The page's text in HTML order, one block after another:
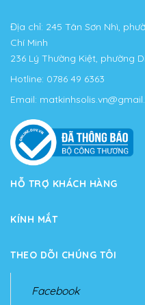
Địa chỉ: 245 Tân Sơn Nhì,
Chí Minh
236 Lý Thường Kiệt, phường
Hotline: 0786 49 6363
Email:
HỖ TRỢ KHÁCH HÀNG
KÍNH MẮT
THEO DÕI CHÚNG TÔI
Facebook